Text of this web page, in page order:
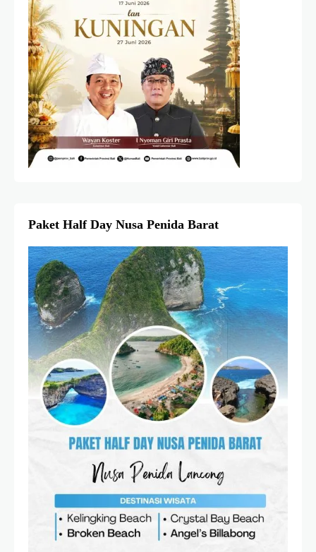
Paket Half Day Nusa Penida Barat